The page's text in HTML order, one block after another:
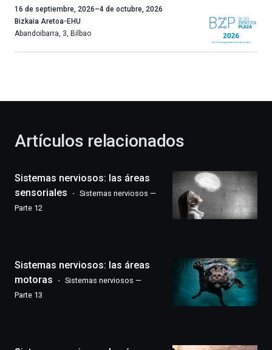
Un
año
más,
celebración
novena
edición
de
un
festival
16 de septiembre, 2026–4 de octubre, 2026
Bizkaia Aretoa-EHU
Abandoibarra, 3, Bilbao
Artículos relacionados
Sistemas nerviosos: las áreas
sensoriales
Sistemas nerviosos —
Parte 12
Sistemas nerviosos: las áreas
motoras
Sistemas nerviosos —
Parte 13